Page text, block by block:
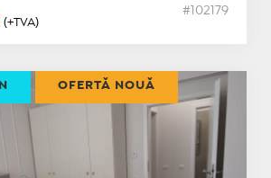
(+TVA)
#102179
OFERTĂ NOUĂ